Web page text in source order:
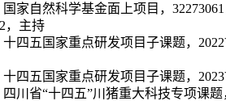
国家自然科学基金面上项目， 32273061
，主持
十四五国家重点研发项目子课题，
十四五国家重点研发项目子课题，
四川省“十四五”川猪重大科技专项课题